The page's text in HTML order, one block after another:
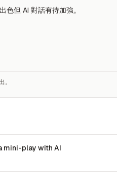
色但 AI 對話有待加強。
mini-play with AI